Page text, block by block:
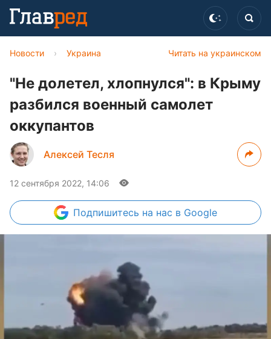
Читать на украинском
Новости › Украина
"Не долетел, хлопнулся": в Крыму
разбился военный самолет
оккупантов
Алексей Тесля
12 сентября 2022, 14:06
Подпишитесь на нас в Google